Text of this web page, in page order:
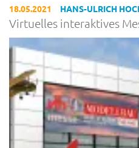
18.05.2021 HANS-ULRICH
Virtuelles interaktives